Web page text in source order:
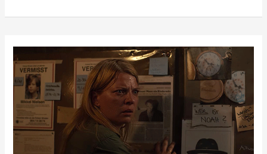
زمان
توهم
است!